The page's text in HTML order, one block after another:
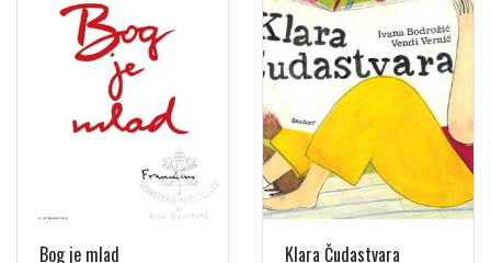
Bog je mlad Klara Čudastvara